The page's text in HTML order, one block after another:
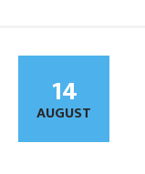
14
AUGUST